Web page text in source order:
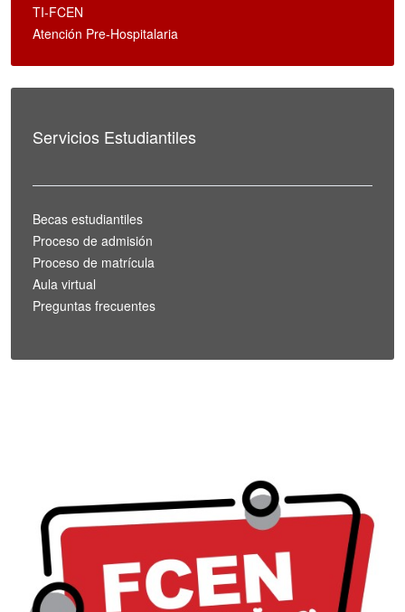
TI-FCEN
Atención Pre-Hospitalaria
Servicios Estudiantiles
Becas estudiantiles
Proceso de admisión
Proceso de matrícula
Aula virtual
Preguntas frecuentes